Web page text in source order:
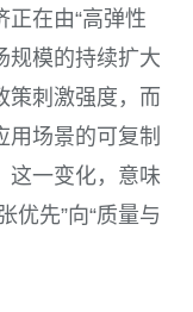
在由“高弹性
规模的持续扩大
策刺激强度，而
用场景的可复制
这一变化，意味
优先”向“质量与